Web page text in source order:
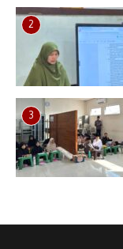
2
3